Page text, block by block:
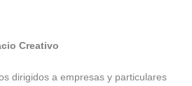
Creativo
dirigidos a empresas y particulares